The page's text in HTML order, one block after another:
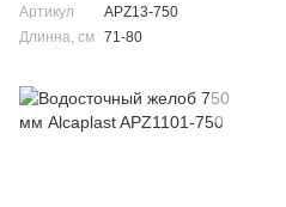
Артикул
APZ13-750
Длинна, см 71-80